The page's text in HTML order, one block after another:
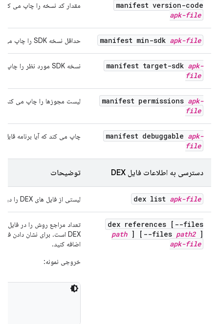
manifest version-code
apk-file
مقدار کد نسخه را چاپ می کند.
manifest min-sdk apk-file حداقل نسخه SDK را چاپ می کند.
manifest target-sdk apk-
file
نسخه SDK مورد نظر را چاپ می کند.
manifest permissions apk-
file
لیست مجوزها را چاپ می کند.
manifest debuggable apk-
file
چاپ می کند که آیا برنامه
دسترسی به اطلاعات فایل DEX توضیحات
dex list apk-file لیستی از فایل های DEX را در APK چاپ می کند.
dex references [--files
path] [--files path2]
apk-file
DEX است. برای نشان دادن فایل های خاصی که می خواهید اضافه کنید، گزینه
اضافه کنید.
خروجی نمونه: